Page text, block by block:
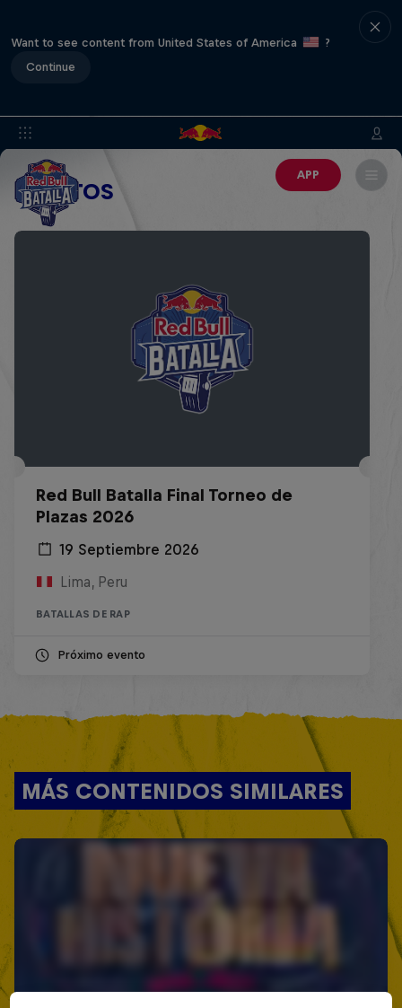
Want to see content from United States of America
?
Continue
APP
EVENTOS
Red Bull Batalla Final Torneo de
Plazas 2026
19 Septiembre 2026
Lima, Peru
BATALLAS DE RAP
Próximo evento
MÁS CONTENIDOS SIMILARES